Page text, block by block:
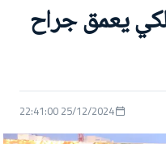
يعمق جراح
25/12/2024 22:41:00